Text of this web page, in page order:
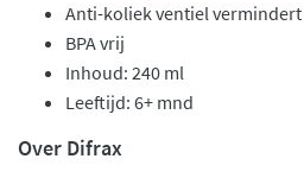
Anti-koliek ventiel
BPA vrij
Inhoud: 240 ml
Leeftijd: 6+ mnd
Over Difrax